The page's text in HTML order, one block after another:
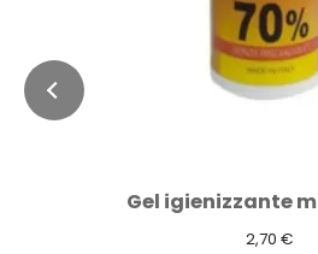
Gel igienizzante
2,70 €